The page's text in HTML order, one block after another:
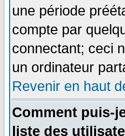
une période
compte par
connectant; ceci
un ordinateur
Revenir en haut
Comment puis-
liste des